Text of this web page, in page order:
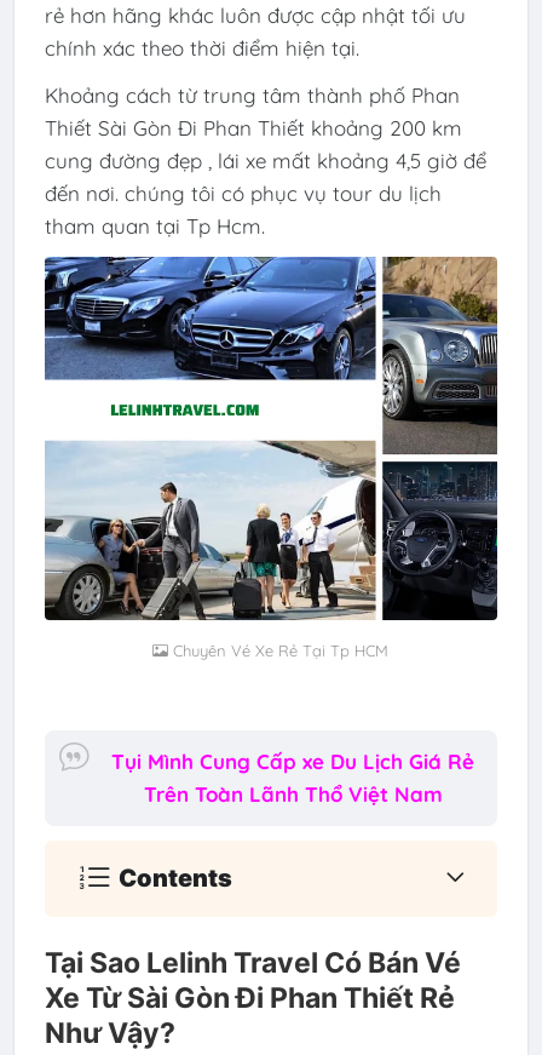
rẻ hơn hãng khác luôn được cập nhật tối ưu
chính xác theo thời điểm hiện tại.
Khoảng cách từ trung tâm thành phố Phan
Thiết Sài Gòn Đi Phan Thiết khoảng 200 km
cung đường đẹp , lái xe mất khoảng 4,5 giờ để
đến nơi. chúng tôi có phục vụ tour du lịch
tham quan tại Tp Hcm.
Chuyên Vé Xe Rẻ Tại Tp HCM
Tụi Mình Cung Cấp xe Du Lịch Giá Rẻ
Trên Toàn Lãnh Thổ Việt Nam
Contents
Tại Sao Lelinh Travel Có Bán Vé
Xe Từ Sài Gòn Đi Phan Thiết Rẻ
Như Vậy?